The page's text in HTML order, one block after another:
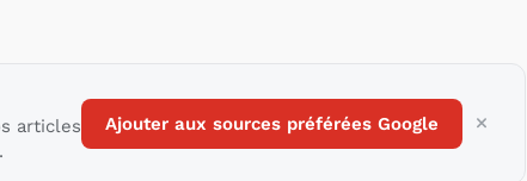
articles
Ajouter aux sources préférées Google